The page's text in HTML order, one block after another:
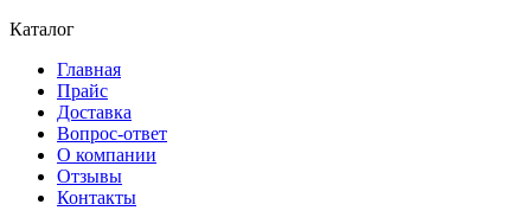
Каталог
Главная
Прайс
Доставка
Вопрос-ответ
О компании
Отзывы
Контакты